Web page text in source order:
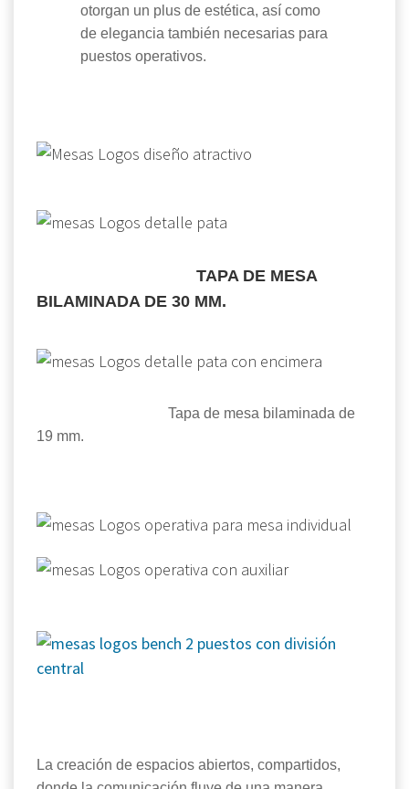
otorgan un plus de estética, así como
de elegancia también necesarias para
puestos operativos.
TAPA DE MESA
BILAMINADA DE 30 MM.
Tapa de mesa bilaminada de
19 mm.
La creación de espacios abiertos, compartidos,